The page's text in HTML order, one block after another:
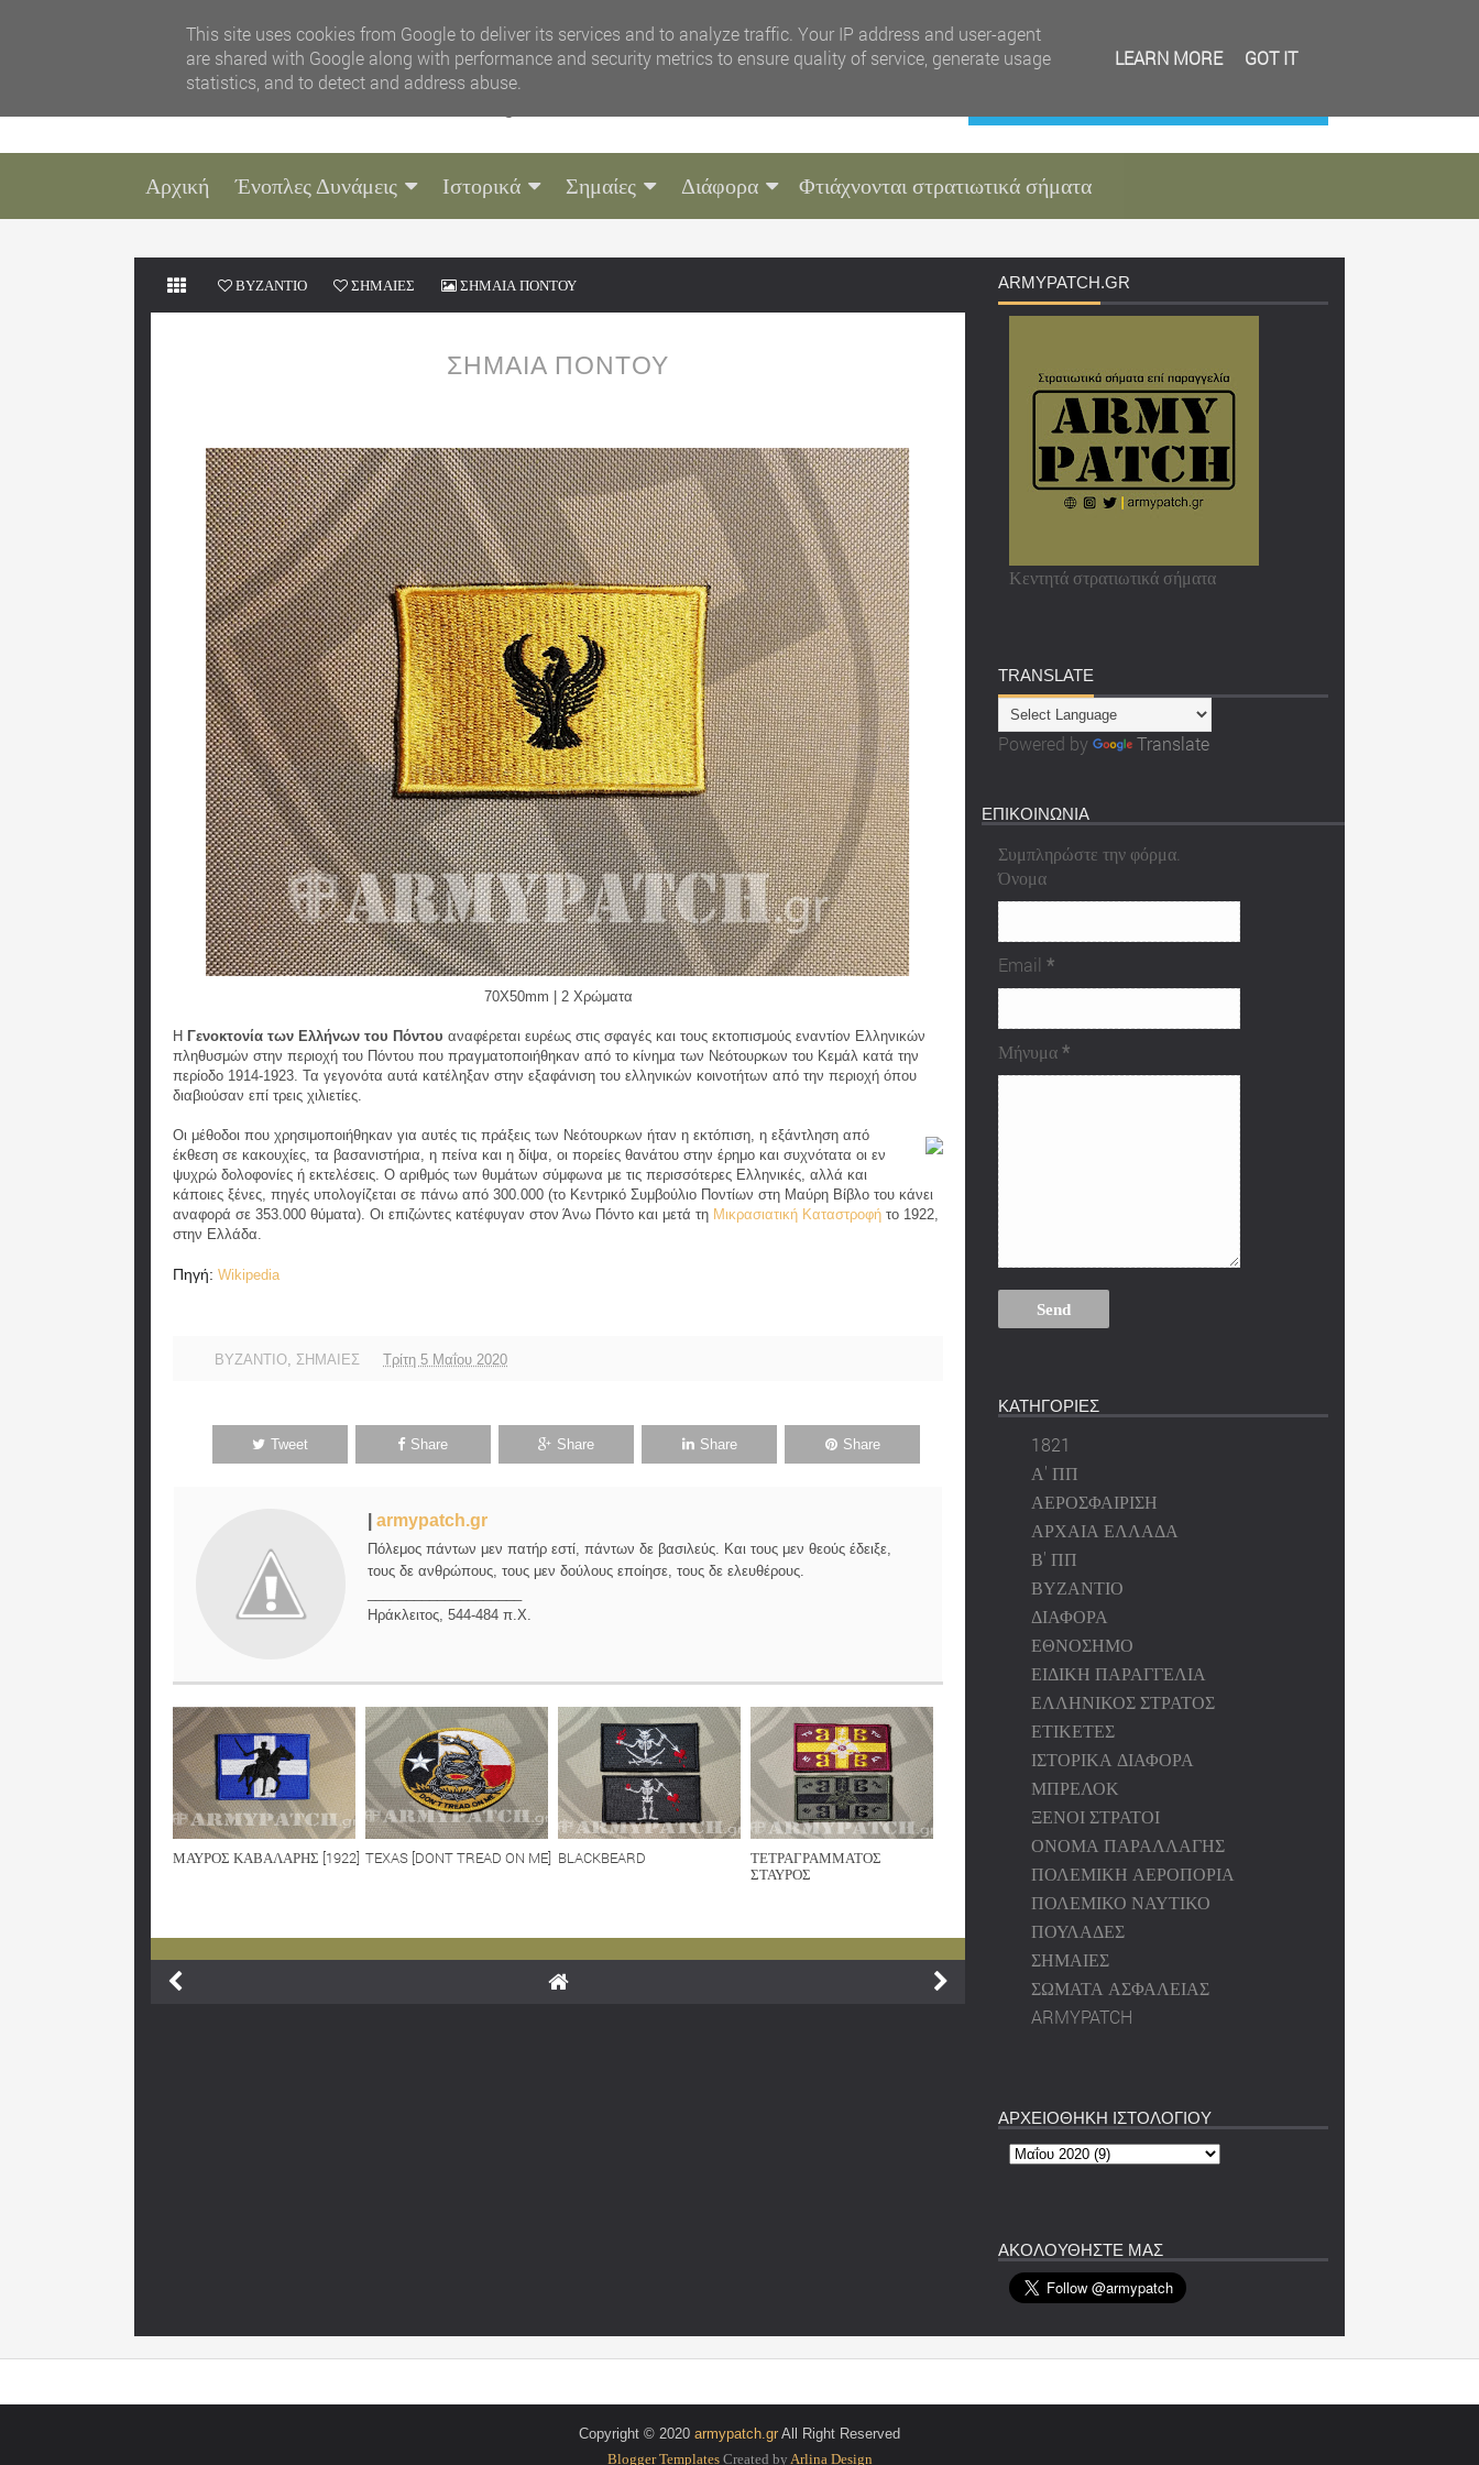
Αρχική Ένοπλες Δυνάμεις Ιστορικά Σημαίες Διάφορα Φτιάχνονται στρατιωτικά σήματα
ΒΥΖΑΝΤΙΟ ΣΗΜΑΙΕΣ ΣΗΜΑΙΑ ΠΟΝΤΟΥ
ΣΗΜΑΙΑ ΠΟΝΤΟΥ
70Χ50mm | 2 Χρώματα
Η Γενοκτονία των Ελλήνων του Πόντου αναφέρεται ευρέως στις σφαγές και τους εκτοπισμούς εναντίον Ελληνικών
πληθυσμών στην περιοχή του Πόντου που πραγματοποιήθηκαν από το κίνημα των Νεότουρκων του Κεμάλ κατά την
περίοδο 1914-1923. Τα γεγονότα αυτά κατέληξαν στην εξαφάνιση του ελληνικών κοινοτήτων από την περιοχή όπου
διαβιούσαν επί τρεις χιλιετίες.
Οι μέθοδοι που χρησιμοποιήθηκαν για αυτές τις πράξεις των Νεότουρκων ήταν η εκτόπιση, η εξάντληση από
έκθεση σε κακουχίες, τα βασανιστήρια, η πείνα και η δίψα, οι πορείες θανάτου στην έρημο και συχνότατα οι εν
ψυχρώ δολοφονίες ή εκτελέσεις. Ο αριθμός των θυμάτων σύμφωνα με τις περισσότερες Ελληνικές, αλλά και
κάποιες ξένες, πηγές υπολογίζεται σε πάνω από 300.000 (το Κεντρικό Συμβούλιο Ποντίων στη Μαύρη Βίβλο του κάνει
αναφορά σε 353.000 θύματα). Οι επιζώντες κατέφυγαν στον Άνω Πόντο και μετά τη Μικρασιατική Καταστροφή το 1922,
στην Ελλάδα.
Πηγή: Wikipedia
ΒΥΖΑΝΤΙΟ, ΣΗΜΑΙΕΣ Τρίτη 5 Μαΐου 2020
Tweet Share Share Share Share
armypatch.gr
Πόλεμος πάντων μεν πατήρ εστί, πάντων δε βασιλεύς. Και τους μεν θεούς έδειξε,
τους δε ανθρώπους, τους μεν δούλους εποίησε, τους δε ελευθέρους.
Ηράκλειτος, 544-484 π.Χ.
ΜΑΥΡΟΣ ΚΑΒΑΛΑΡΗΣ [1922] TEXAS [DONT TREAD ON ME] BLACKBEARD
ΤΕΤΡΑΓΡΑΜΜΑΤΟΣ
ΣΤΑΥΡΟΣ
ARMYPATCH.GR
Κεντητά στρατιωτικά σήματα
TRANSLATE
Powered by Translate
ΕΠΙΚΟΙΝΩΝΙΑ
Συμπληρώστε την φόρμα.
Όνομα
Email *
Μήνυμα*
ΚΑΤΗΓΟΡΙΕΣ
1821
Α' ΠΠ
ΑΕΡΟΣΦΑΙΡΙΣΗ
ΑΡΧΑΙΑ ΕΛΛΑΔΑ
Β' ΠΠ
ΒΥΖΑΝΤΙΟ
ΔΙΑΦΟΡΑ
ΕΘΝΟΣΗΜΟ
ΕΙΔΙΚΗ ΠΑΡΑΓΓΕΛΙΑ
ΕΛΛΗΝΙΚΟΣ ΣΤΡΑΤΟΣ
ΕΤΙΚΕΤΕΣ
ΙΣΤΟΡΙΚΑ ΔΙΑΦΟΡΑ
ΜΠΡΕΛΟΚ
ΞΕΝΟΙ ΣΤΡΑΤΟΙ
ΟΝΟΜΑ ΠΑΡΑΛΛΑΓΗΣ
ΠΟΛΕΜΙΚΗ ΑΕΡΟΠΟΡΙΑ
ΠΟΛΕΜΙΚΟ ΝΑΥΤΙΚΟ
ΠΟΥΛΑΔΕΣ
ΣΗΜΑΙΕΣ
ΣΩΜΑΤΑ ΑΣΦΑΛΕΙΑΣ
ARMYPATCH
ΑΡΧΕΙΟΘΗΚΗ ΙΣΤΟΛΟΓΙΟΥ
ΑΚΟΛΟΥΘΗΣΤΕ ΜΑΣ
Copyright © 2020 armypatch.gr All Right Reserved
Blogger TemplatesCreated by Arlina Design
This site uses cookies from Google to deliver its services and to analyze traffic. Your IP address and user-agent
are shared with Google along with performance and security metrics to ensure quality of service, generate usage
statistics, and to detect and address abuse.
LEARN MORE GOT IT